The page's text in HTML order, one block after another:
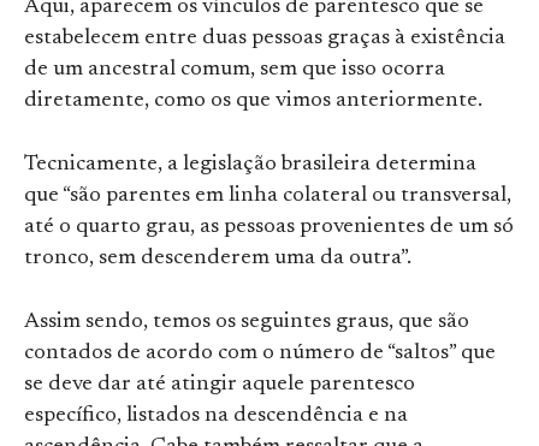
Aqui, aparecem os vínculos de parentesco que se
estabelecem entre duas pessoas graças à existência
de um ancestral comum, sem que isso ocorra
diretamente, como os que vimos anteriormente.
Tecnicamente, a legislação brasileira determina
que “são parentes em linha colateral ou transversal,
até o quarto grau, as pessoas provenientes de um só
tronco, sem descenderem uma da outra”.
Assim sendo, temos os seguintes graus, que são
contados de acordo com o número de “saltos” que
se deve dar até atingir aquele parentesco
específico, listados na descendência e na